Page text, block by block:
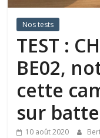
Nos tests
TEST :
BE02,
cette
sur
10 août 2020